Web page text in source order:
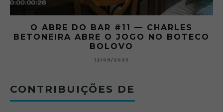
O ABRE DO BAR #11 — CHARLES
BETONEIRA ABRE O JOGO NO BOTECO
BOLOVO
12/09/2025
CONTRIBUIÇÕES DE